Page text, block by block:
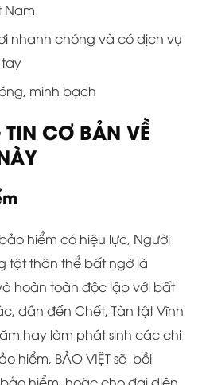
Nam
nhanh chóng và có dịch vụ
minh bạch
CƠ BẢN VỀ
hiểm có hiệu lực, Người
tật thân thể bất ngờ là
hoàn toàn độc lập với bất
dẫn đến Chết, Tàn tật Vĩnh
hay làm phát sinh các chi
hiểm, BẢO VIỆT sẽ bồi